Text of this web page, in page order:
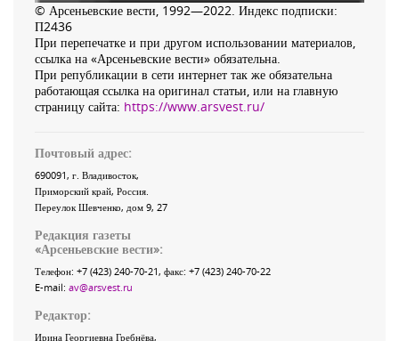
© Арсеньевские вести, 1992—2022. Индекс подписки:
П2436
При перепечатке и при другом использовании материалов,
ссылка на «Арсеньевские вести» обязательна.
При републикации в сети интернет так же обязательна
работающая ссылка на оригинал статьи, или на главную
страницу сайта: https://www.arsvest.ru/
Почтовый адрес:
690091, г. Владивосток,
Приморский край, Россия
Переулок Шевченко, дом 9, 27
Редакция газеты
«Арсеньевские вести»:
Телефон: +7 (423) 240-70-21, факс: +7 (423) 240-70-22
E-mail: av@arsvest.ru
Редактор:
Ирина Георгиевна Гребнёва,